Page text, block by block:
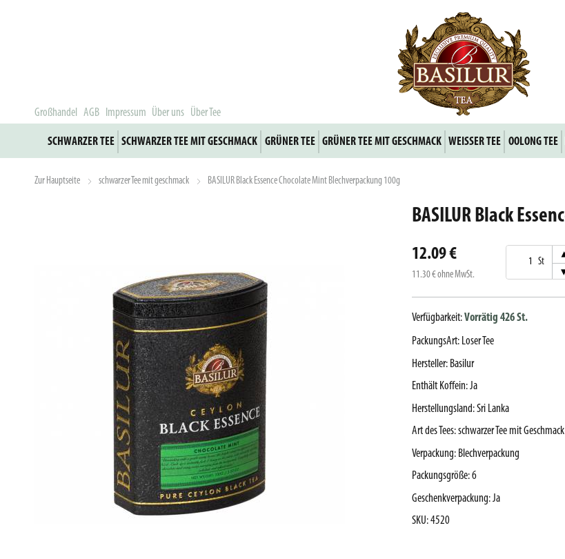
Großhandel AGB Impressum Über uns Über Tee
SCHWARZER TEE SCHWARZER TEE MIT GESCHMACK GRÜNER TEE GRÜNER TEE MIT GESCHMACK WEISSER TEE OOLONG TEE
Zur Hauptseite schwarzer Tee mit geschmack BASILUR Black Essence Chocolate Mint Blechverpackung 100g
BASILUR Black
12.09 €
11.30 €ohne MwSt.
St
Verfügbarkeit:Vorrätig 426 St.
PackungsArt: Loser Tee
Hersteller: Basilur
Enthält Koffein:Ja
Herstellungsland:Sri Lanka
Art des Tees:schwarzer Tee mit Geschmack
Verpackung: Blechverpackung
Packungsgröße:6
Geschenkverpackung:Ja
SKU:4520